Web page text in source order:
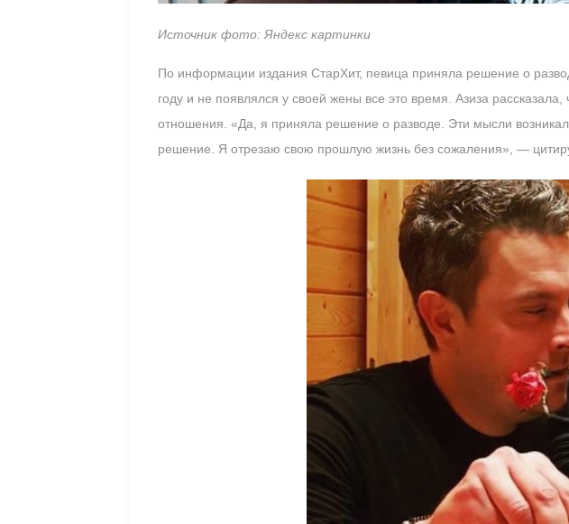
Источник фото: Яндекс картинки
По информации издания СтарХит, певица приняла решение о
году и не появлялся у своей жены все это время. Азиза
отношения. «Да, я приняла решение о разводе. Эти мысли
решение. Я отрезаю свою прошлую жизнь без сожаления», —